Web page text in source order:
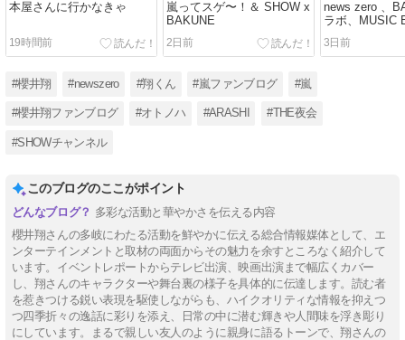
本屋さんに行かなきゃ
19時間前
嵐ってスゲ〜！＆ SHOW x
BAKUNE
2日前
news zero 、
ラボ、MUSIC
2026 in
3日前
#櫻井翔 #newszero #翔くん #嵐ファンブログ #嵐
#櫻井翔ファンブログ #オトノハ #ARASHI #THE夜会
#SHOWチャンネル
このブログのここがポイント
多彩な活動と華やかさを伝える内容
櫻井翔さんの多岐にわたる活動を鮮やかに伝える総合情報媒体として、エ
ンターテインメントと取材の両面からその魅力を余すところなく紹介して
います。イベントレポートからテレビ出演、映画出演まで幅広くカバー
し、翔さんのキャラクターや舞台裏の様子を具体的に伝達します。読む者
を惹きつける鋭い表現を駆使しながらも、ハイクオリティな情報を抑えつ
つ四季折々の逸話に彩りを添え、日常の中に潜む輝きや人間味を浮き彫り
にしています。まるで親しい友人のように親身に語るトーンで、翔さんの